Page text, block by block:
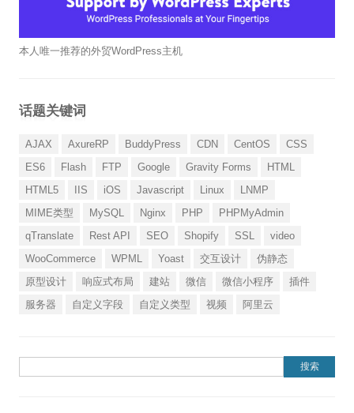
本人唯一推荐的外贸WordPress主机
话题关键词
AJAX AxureRP BuddyPress CDN CentOS
CSS
ES6
Flash FTP Google Gravity Forms
HTML
HTML5
IIS iOS Javascript Linux
LNMP
MIME类型
MySQL Nginx PHP
PHPMyAdmin
qTranslate
Rest API SEO Shopify SSL
video
WooCommerce
WPML Yoast 交互设计
伪静态
原型设计
响应式布局 建站 微信 微信小程序
插件
服务器
自定义字段 自定义类型 视频 阿里云